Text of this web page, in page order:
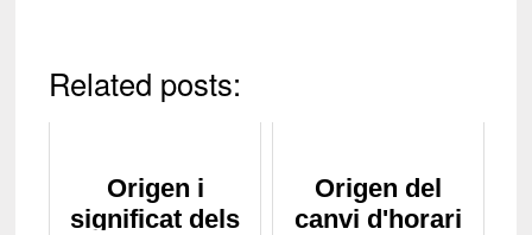
Related posts:
Origen i
significat dels
Origen del
canvi d'horari